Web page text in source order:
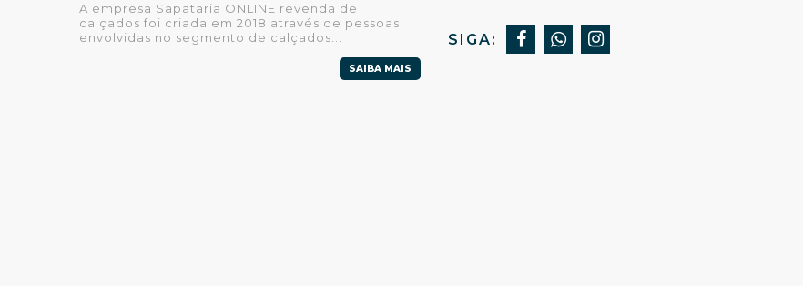
A empresa Sapataria ONLINE revenda de
calçados foi criada em 2018 através de pessoas
envolvidas no segmento de calçados...
SAIBA MAIS
SIGA: